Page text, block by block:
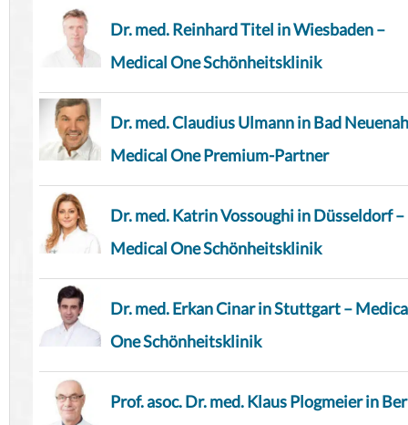
Dr. med. Reinhard Titel in Wiesbaden –
Medical One Schönheitsklinik
Dr. med. Claudius Ulmann in Bad
Medical One Premium-Partner
Dr. med. Katrin Vossoughi in Düsseldorf –
Medical One Schönheitsklinik
Dr. med. Erkan Cinar in Stuttgart –
One Schönheitsklinik
Prof. asoc. Dr. med. Klaus Plogmeier in